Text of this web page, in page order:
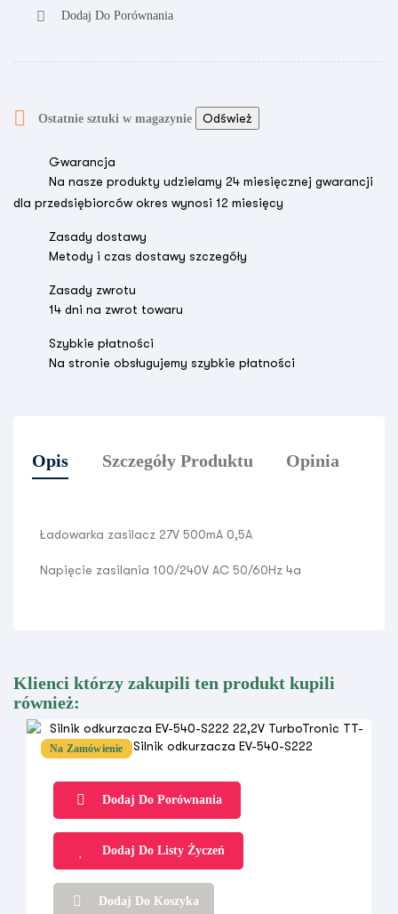
Dodaj Do Porównania
 Ostatnie sztuki w magazynie
Gwarancja
Na nasze produkty udzielamy 24 miesięcznej gwarancji
dla przedsiębiorców okres wynosi 12 miesięcy
Zasady dostawy
Metody i czas dostawy szczegóły
Zasady zwrotu
14 dni na zwrot towaru
Szybkie płatności
Na stronie obsługujemy szybkie płatności
Opis Szczegóły Produktu Opinia
Ładowarka zasilacz 27V 500mA 0,5A
Napięcie zasilania 100/240V AC 50/60Hz 4a
Klienci którzy zakupili ten produkt kupili
również:
Na Zamówienie
Dodaj Do Porównania
Dodaj Do Listy Życzeń
Dodaj Do Koszyka